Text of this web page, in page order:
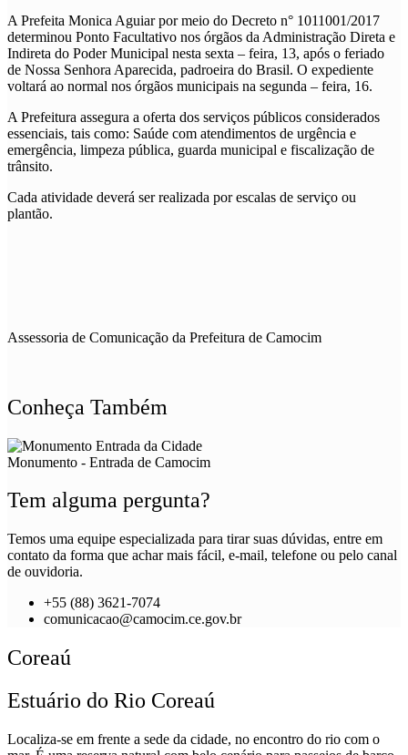
A Prefeita Monica Aguiar por meio do Decreto n° 1011001/2017
determinou Ponto Facultativo nos órgãos da Administração Direta e
Indireta do Poder Municipal nesta sexta – feira, 13, após o feriado
de Nossa Senhora Aparecida, padroeira do Brasil. O expediente
voltará ao normal nos órgãos municipais na segunda – feira, 16.
A Prefeitura assegura a oferta dos serviços públicos considerados
essenciais, tais como: Saúde com atendimentos de urgência e
emergência, limpeza pública, guarda municipal e fiscalização de
trânsito.
Cada atividade deverá ser realizada por escalas de serviço ou
plantão.
Assessoria de Comunicação da Prefeitura de Camocim
Conheça Também
Monumento - Entrada de Camocim
Tem alguma pergunta?
Temos uma equipe especializada para tirar suas dúvidas, entre em
contato da forma que achar mais fácil, e-mail, telefone ou pelo canal
de ouvidoria.
+55 (88) 3621-7074
comunicacao@camocim.ce.gov.br
Coreaú
Estuário do Rio Coreaú
Localiza-se em frente a sede da cidade, no encontro do rio com o